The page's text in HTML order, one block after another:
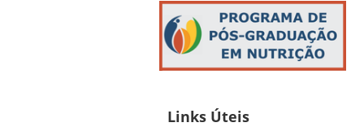
Links Úteis